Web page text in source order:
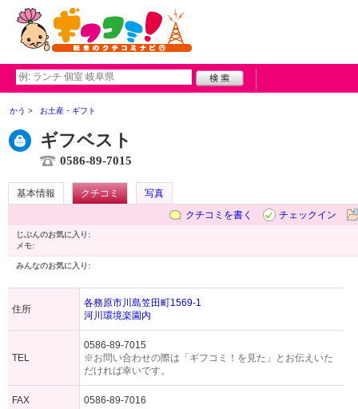
かう お土産・ギフト
ギフベスト
0586-89-7015
基本情報 クチコミ
写真
クチコミを書く
チェックイン
じぶんのお気に入り:
メモ:
みんなのお気に入り:
住所
各務原市川島笠田町1569-1
河川環境楽園内
TEL
0586-89-7015
※お問い合わせの際は「ギフコミ！を見た」とお伝えいた
だければ幸いです。
FAX 0586-89-7016